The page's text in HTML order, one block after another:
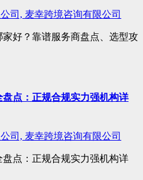
司, 麦幸跨境咨询有限公司
好？靠谱服务商盘点、选型攻
点：正规合规实力强机构详
司, 麦幸跨境咨询有限公司
点：正规合规实力强机构详